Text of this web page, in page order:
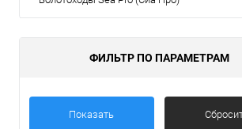
ФИЛЬТР ПО ПАРАМЕТРАМ
Показать